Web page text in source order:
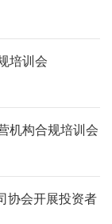
培训会
机构合规培训会
协会开展投资者